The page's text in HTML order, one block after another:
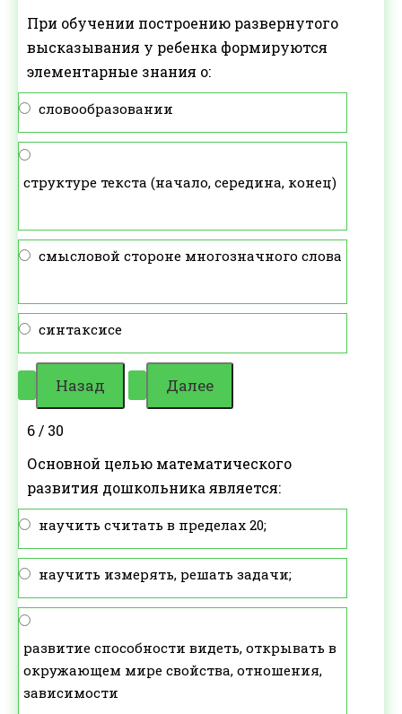
При обучении построению развернутого
высказывания у ребенка формируются
элементарные знания о:
словообразовании
структуре текста (начало, середина, конец)
смысловой стороне многозначного слова
синтаксисе
6 / 30
Основной целью математического
развития дошкольника является:
научить считать в пределах 20;
научить измерять, решать задачи;
развитие способности видеть, открывать в
окружающем мире свойства, отношения,
зависимости